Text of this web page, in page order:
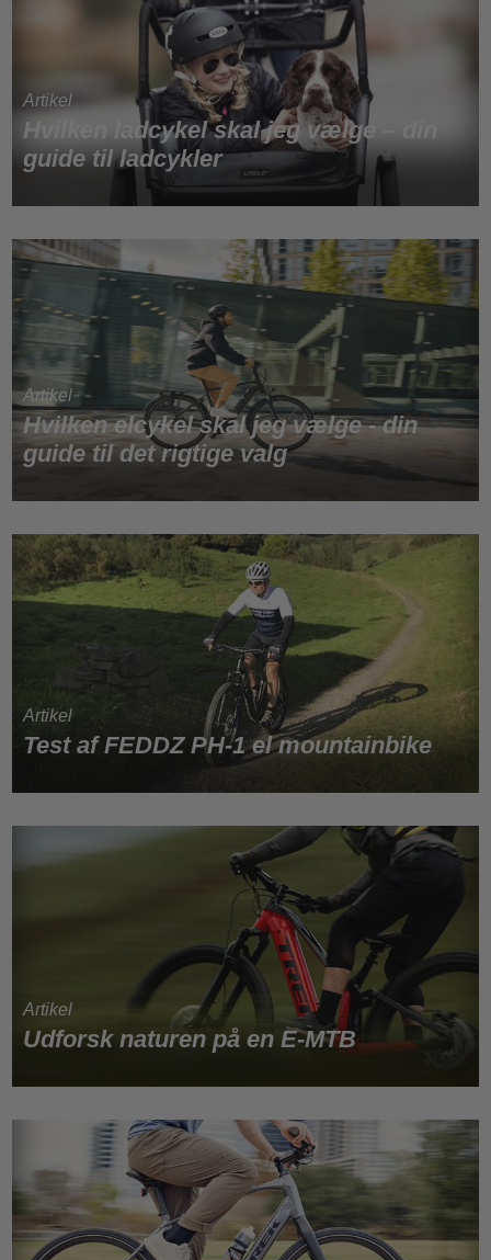
Hvilken ladcykel skal jeg vælge – din
guide til ladcykler
Hvilken elcykel skal jeg vælge - din
guide til det rigtige valg
Test af FEDDZ PH-1 el mountainbike
Udforsk naturen på en E-MTB